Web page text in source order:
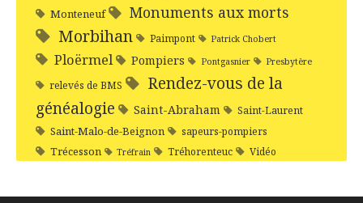
Monteneuf Monuments aux morts
Morbihan Paimpont Patrick Chobert
Ploërmel Pompiers Pontgasnier Presbytère
relevés de BMS
Rendez-vous de la
généalogie
Saint-Abraham Saint-Laurent
Saint-Malo-de-Beignon sapeurs-pompiers
Trécesson Tréfrain Tréhorenteuc Vidéo